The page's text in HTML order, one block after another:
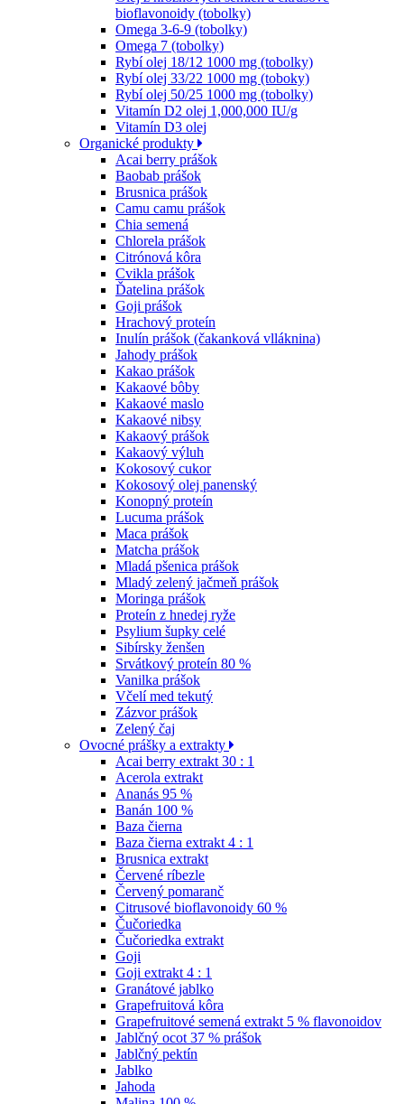
bioflavonoidy (tobolky)
Omega 3-6-9 (tobolky)
Omega 7 (tobolky)
Rybí olej 18/12 1000 mg (tobolky)
Rybí olej 33/22 1000 mg (toboky)
Rybí olej 50/25 1000 mg (tobolky)
Vitamín D2 olej 1,000,000 IU/g
Vitamín D3 olej
Organické produkty
Acai berry prášok
Baobab prášok
Brusnica prášok
Camu camu prášok
Chia semená
Chlorela prášok
Citrónová kôra
Cvikla prášok
Ďatelina prášok
Goji prášok
Hrachový proteín
Inulín prášok (čakanková vlláknina)
Jahody prášok
Kakao prášok
Kakaové bôby
Kakaové maslo
Kakaové nibsy
Kakaový prášok
Kakaový výluh
Kokosový cukor
Kokosový olej panenský
Konopný proteín
Lucuma prášok
Maca prášok
Matcha prášok
Mladá pšenica prášok
Mladý zelený jačmeň prášok
Moringa prášok
Proteín z hnedej ryže
Psylium šupky celé
Sibírsky ženšen
Srvátkový proteín 80 %
Vanilka prášok
Včelí med tekutý
Zázvor prášok
Zelený čaj
Ovocné prášky a extrakty
Acai berry extrakt 30 : 1
Acerola extrakt
Ananás 95 %
Banán 100 %
Baza čierna
Baza čierna extrakt 4 : 1
Brusnica extrakt
Červené ríbezle
Červený pomaranč
Citrusové bioflavonoidy 60 %
Čučoriedka
Čučoriedka extrakt
Goji
Goji extrakt 4 : 1
Granátové jablko
Grapefruitová kôra
Grapefruitové semená extrakt 5 % flavonoidov
Jablčný ocot 37 % prášok
Jablčný pektín
Jablko
Jahoda